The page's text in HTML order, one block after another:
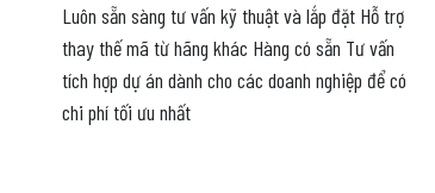
Luôn sẵn sàng tư vấn kỹ thuật và lắp đặt Hỗ trợ
thay thế mã từ hãng khác Hàng có sẵn Tư vấn
tích hợp dự án dành cho các doanh nghiệp để có
chi phí tối ưu nhất